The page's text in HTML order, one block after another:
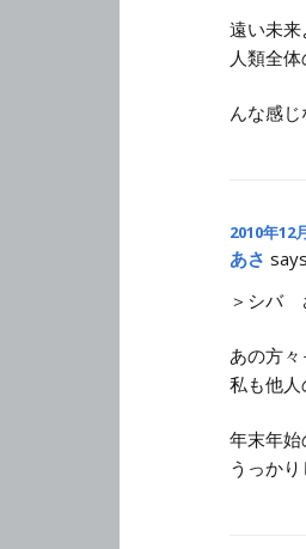
遠い未来
人類全
んな感
2010年12
あさ
＞シバ
あの方
私も他人
年末年始
うっか